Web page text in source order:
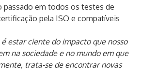
passado em todos os testes de
pela ISO e compatíveis
estar ciente do impacto que nosso
na sociedade e no mundo em que
trata-se de encontrar novas